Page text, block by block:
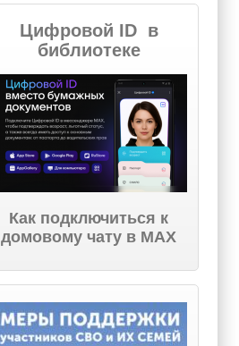
Цифровой ID в
библиотеке
Как подключиться к
домовому чату в МАХ